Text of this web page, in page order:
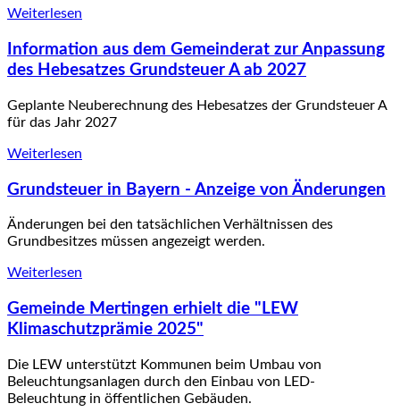
Weiterlesen
Information aus dem Gemeinderat zur Anpassung
des Hebesatzes Grundsteuer A ab 2027
Geplante Neuberechnung des Hebesatzes der Grundsteuer A
für das Jahr 2027
Weiterlesen
Grundsteuer in Bayern - Anzeige von Änderungen
Änderungen bei den tatsächlichen Verhältnissen des
Grundbesitzes müssen angezeigt werden.
Weiterlesen
Gemeinde Mertingen erhielt die "LEW
Klimaschutzprämie 2025"
Die LEW unterstützt Kommunen beim Umbau von
Beleuchtungsanlagen durch den Einbau von LED-
Beleuchtung in öffentlichen Gebäuden.